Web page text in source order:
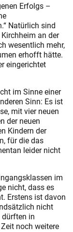
Erfolgs –
Natürlich sind
an der
wesentlich mehr,
erhofft hätte.
eingerichtet
im Sinne einer
Sinn: Es ist
mit vier neuen
der neuen
Kindern der
für die das
leider nicht
im
nicht, dass es
Erstens ist davon
nicht
dürften in
noch weitere